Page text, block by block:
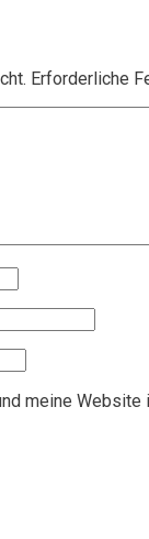
Erforderliche
meine